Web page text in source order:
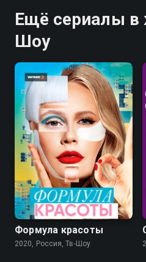
Ещё сериалы в
Шоу
7.8
Формула красоты
2020, Россия, Тв-Шоу